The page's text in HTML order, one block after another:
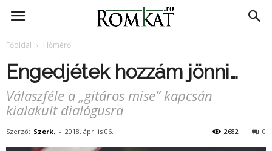
RomKat.ro
Főoldal Hőmérő
Engedjétek hozzám jönni…
Válaszféle a „gitáros mise” kapcsán
kialakult dialógusra
Szerző: Szerk. - 2018. április 06. 0
2682